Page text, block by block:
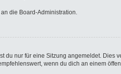
die Board-Administration.
du nur für eine Sitzung angemeldet.
wenn du dich an einem